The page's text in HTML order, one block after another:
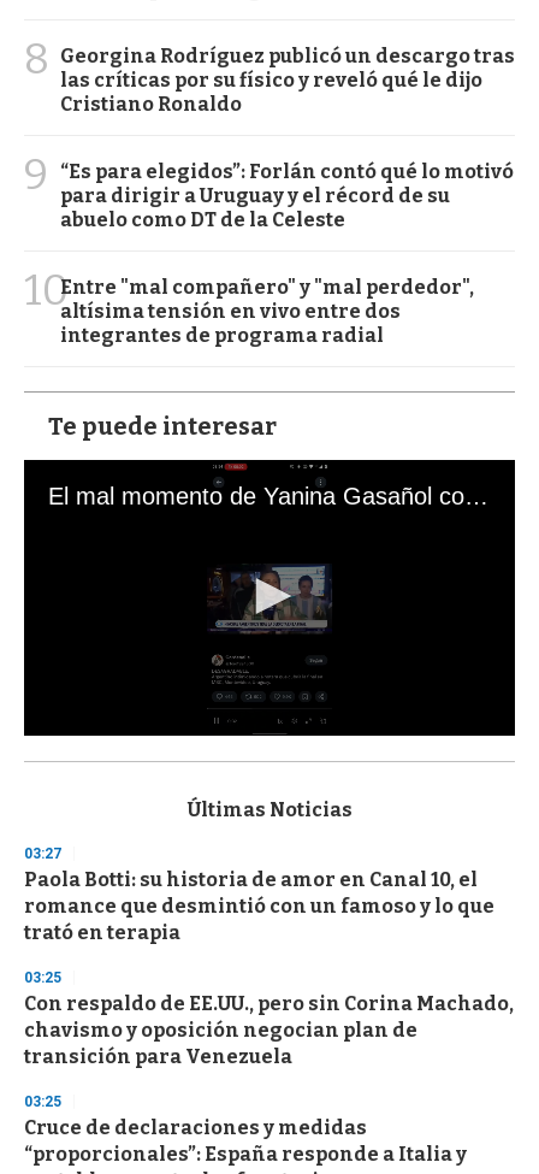
8
Georgina Rodríguez publicó un descargo tras
las críticas por su físico y reveló qué le dijo
Cristiano Ronaldo
9
“Es para elegidos”: Forlán contó qué lo motivó
para dirigir a Uruguay y el récord de su
abuelo como DT de la Celeste
10Entre "mal compañero" y "mal perdedor",
altísima tensión en vivo entre dos
integrantes de programa radial
Te puede interesar
El mal momento de Yanina Gasañol con un hincha argentino en "Subrayado"
s
d
s
o
f
3
s
e
c
o
n
Últimas Noticias
03:27
Paola Botti: su historia de amor en Canal 10, el
romance que desmintió con un famoso y lo que
trató en terapia
03:25
Con respaldo de EE.UU., pero sin Corina Machado,
chavismo y oposición negocian plan de
transición para Venezuela
03:25
Cruce de declaraciones y medidas
“proporcionales”: España responde a Italia y